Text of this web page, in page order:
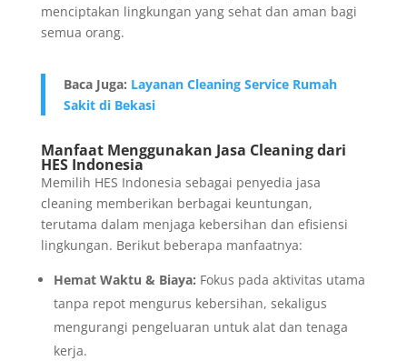
menciptakan lingkungan yang sehat dan aman bagi
semua orang.
Baca Juga: Layanan Cleaning Service Rumah
Sakit di Bekasi
Manfaat Menggunakan Jasa Cleaning dari
HES Indonesia
Memilih HES Indonesia sebagai penyedia jasa
cleaning memberikan berbagai keuntungan,
terutama dalam menjaga kebersihan dan efisiensi
lingkungan. Berikut beberapa manfaatnya:
Hemat Waktu & Biaya: Fokus pada aktivitas utama
tanpa repot mengurus kebersihan, sekaligus
mengurangi pengeluaran untuk alat dan tenaga
kerja.